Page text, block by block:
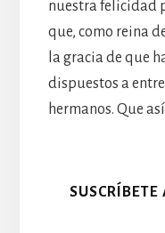
nuestra felicidad
que, como reina
la gracia de que
dispuestos a
hermanos. Que
SUSCRÍBETE